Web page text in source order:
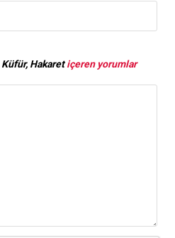
Küfür, Hakaretiçeren yorumlar